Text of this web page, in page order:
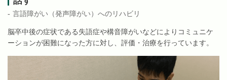
言語障がい（発声障がい）へのリハビリ
脳卒中後の症状である失語症や構音障がいなどによりコミュニケ
ーションが困難になった方に対し、評価・治療を行っています。